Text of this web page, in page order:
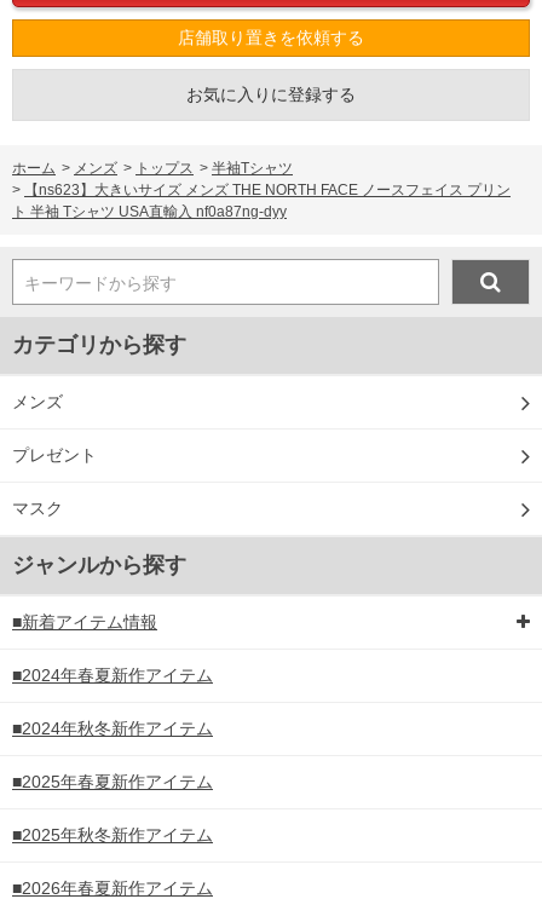
店舗取り置きを依頼する
お気に入りに登録する
ホーム > メンズ > トップス > 半袖Tシャツ
>
【ns623】大きいサイズ メンズ THE NORTH FACE ノースフェイス プリン
ト 半袖 Tシャツ USA直輸入 nf0a87ng-dyy
キーワードから探す
カテゴリから探す
メンズ
プレゼント
マスク
ジャンルから探す
■新着アイテム情報
■2024年春夏新作アイテム
■2024年秋冬新作アイテム
■2025年春夏新作アイテム
■2025年秋冬新作アイテム
■2026年春夏新作アイテム